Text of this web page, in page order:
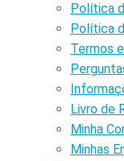
Política
Política
Termos
Livro de
Minha
Minhas